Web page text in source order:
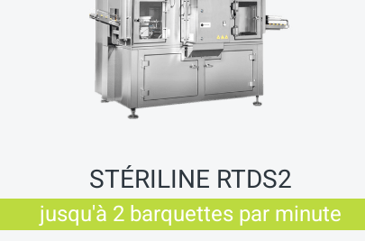
STÉRILINE RTDS2
jusqu'à 2 barquettes par minute